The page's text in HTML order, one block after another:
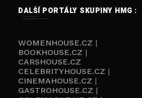
DALŠÍ PORTÁLY SKUPINY HMG :
WOMENHOUSE.CZ |
BOOKHOUSE.CZ |
CARSHOUSE.CZ
CELEBRITYHOUSE.CZ |
CINEMAHOUSE.CZ |
GASTROHOUSE.CZ |